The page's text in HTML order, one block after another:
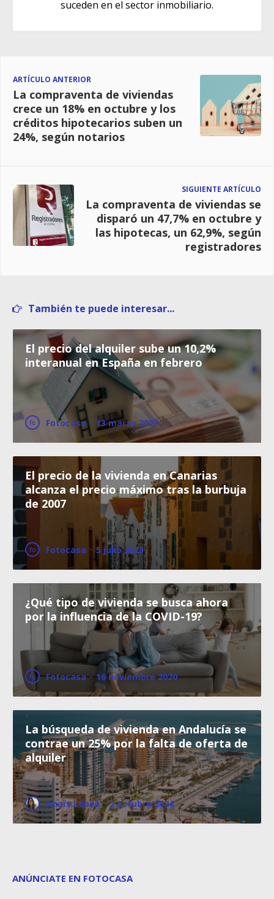
suceden en el sector inmobiliario.
ARTÍCULO ANTERIOR
La compraventa de viviendas
crece un 18% en octubre y los
créditos hipotecarios suben un
24%, según notarios
SIGUIENTE ARTÍCULO
La compraventa de viviendas se
disparó un 47,7% en octubre y
las hipotecas, un 62,9%, según
registradores
También te puede interesar...
El precio del alquiler sube un 10,2%
interanual en España en febrero
Fotocasa · 13 marzo 2023
El precio de la vivienda en Canarias
alcanza el precio máximo tras la burbuja
de 2007
Fotocasa · 5 julio 2023
¿Qué tipo de vivienda se busca ahora
por la influencia de la COVID-19?
Fotocasa · 16 noviembre 2020
La búsqueda de vivienda en Andalucía se
contrae un 25% por la falta de oferta de
alquiler
Anaïs López · 2 octubre 2024
ANÚNCIATE EN FOTOCASA